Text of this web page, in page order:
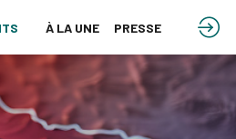
À LA UNE PRESSE